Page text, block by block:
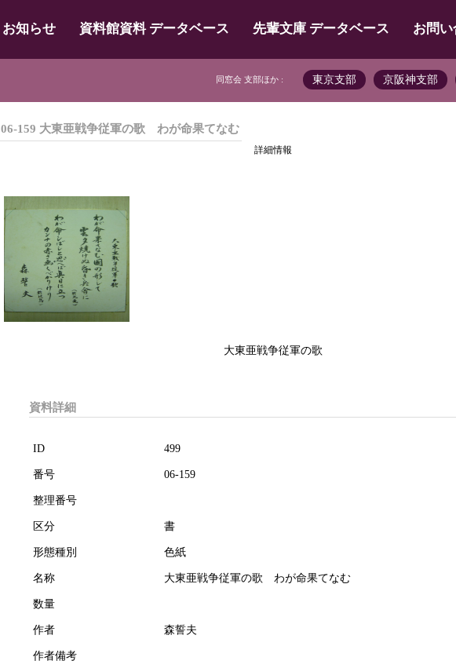
お知らせ 資料館資料 データベース 先輩文庫 データベース お問
同窓会 支部ほか : 東京支部 京阪神支部
06-159 大東亜戦争従軍の歌 わが命果てなむ
詳細情報
大東亜戦争従軍の歌
資料詳細
ID 499
番号 06-159
整理番号
区分 書
形態種別 色紙
名称 大東亜戦争従軍の歌 わが命果てなむ
数量
作者 森誓夫
作者備考